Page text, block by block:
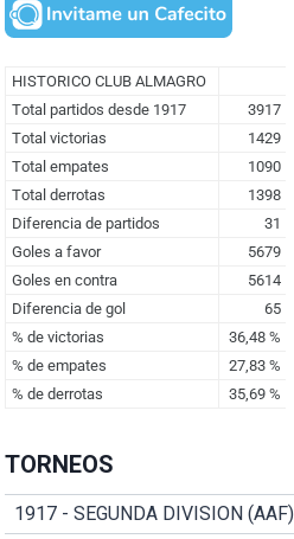
TORNEOS
1917 - SEGUNDA DIVISION (AAF)